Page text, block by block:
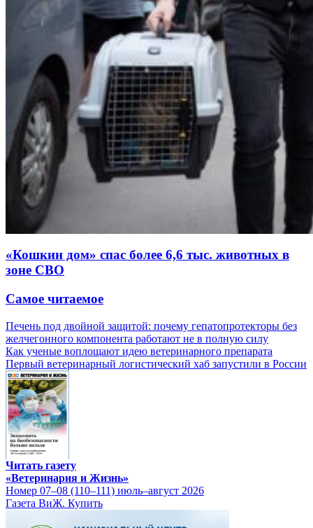
«Кошкин дом» спас более 6,6 тыс. животных в
зоне СВО
Самое читаемое
Печень под двойной защитой: почему гепатопротекторы без
желчегонного компонента работают не в полную силу
Как ученые воплощают идею ветеринарного препарата
Первый ветеринарный логистический хаб запустили в России
Читать газету
«Ветеринария и Жизнь»
Номер 07–08 (110–111) июль–август 2026
Газета ВиЖ. Купить